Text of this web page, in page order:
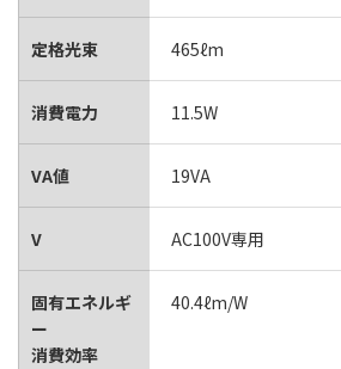
定格光束 465ℓm
消費電力 11.5W
VA値 19VA
V AC100V専用
固有エネルギ
ー
消費効率
40.4ℓm/W